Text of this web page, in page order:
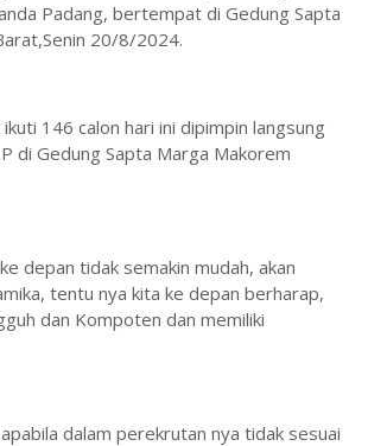
Padang, bertempat di Gedung Sapta
20/8/2024.
146 calon hari ini dipimpin langsung
di Gedung Sapta Marga Makorem
depan tidak semakin mudah, akan
tentu nya kita ke depan berharap,
dan Kompoten dan memiliki
dalam perekrutan nya tidak sesuai